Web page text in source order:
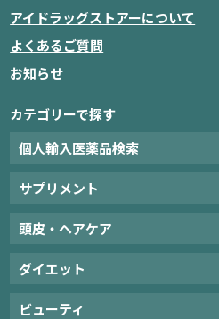
アイドラッグストアーについて
よくあるご質問
お知らせ
カテゴリーで探す
個人輸入医薬品検索
サプリメント
頭皮・ヘアケア
ダイエット
ビューティ